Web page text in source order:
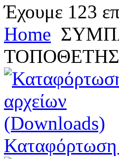
Έχουμε 123
Home
Καταφόρτωση